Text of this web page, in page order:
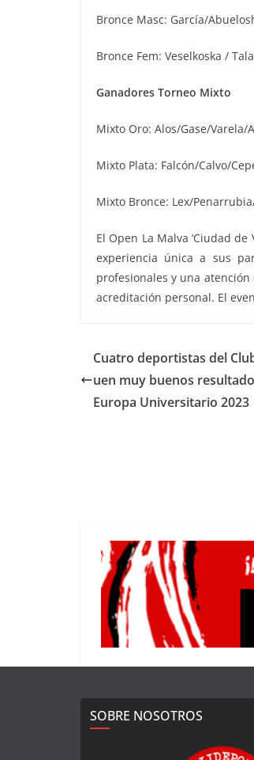
Bronce Masc: García/
Bronce Fem: Veselkoska /
Ganadores Torneo Mixto
Mixto Oro: Alos/Gase/Varela/
Mixto Plata: Falcón/Calvo/
Mixto Bronce: Lex/
El Open La Malva ‘Ciudad
experiencia única a sus
profesionales y una
acreditación personal. El
Cuatro deportistas del
uen muy buenos
Europa Universitario 2023
SOBRE NOSOTROS